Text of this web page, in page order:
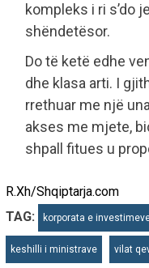
kompleks i ri s’do
shëndetësor.
Do të ketë edhe
dhe klasa arti. I
rrethuar me një
akses me mjete,
shpall fitues u
R.Xh/Shqiptarja.com
TAG:
korporata e
keshilli i ministrave vilat